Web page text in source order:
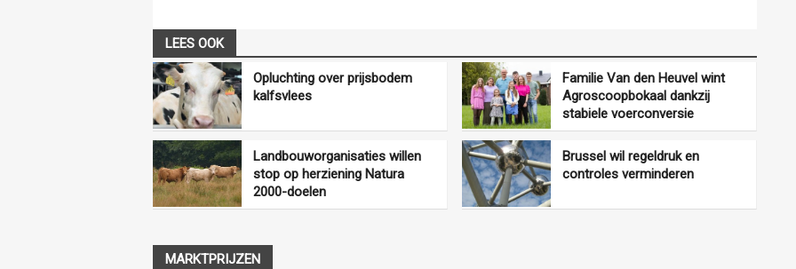
LEES OOK
Opluchting over prijsbodem
kalfsvlees
Familie Van den Heuvel wint
Agroscoopbokaal dankzij
stabiele voerconversie
Landbouworganisaties willen
stop op herziening Natura
2000-doelen
Brussel wil regeldruk en
controles verminderen
MARKTPRIJZEN